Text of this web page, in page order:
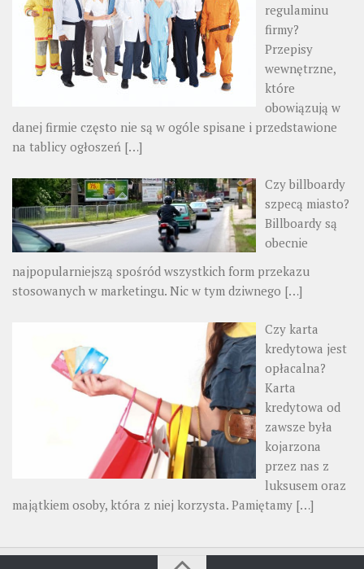
regulaminu
firmy?
Przepisy
wewnętrzne,
które
obowiązują w
danej firmie często nie są w ogóle spisane i przedstawione
na tablicy ogłoszeń […]
Czy billboardy
szpecą miasto?
Billboardy są
obecnie
najpopularniejszą spośród wszystkich form przekazu
stosowanych w marketingu. Nic w tym dziwnego […]
Czy karta
kredytowa jest
opłacalna?
Karta
kredytowa od
zawsze była
kojarzona
przez nas z
luksusem oraz
majątkiem osoby, która z niej korzysta. Pamiętamy […]